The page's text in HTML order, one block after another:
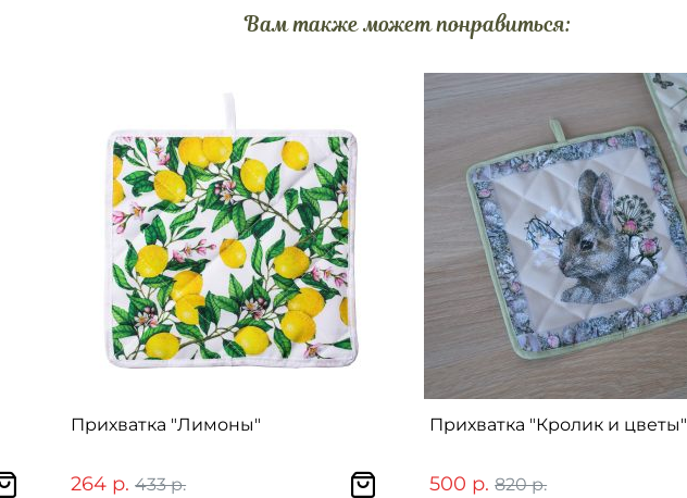
Вам также может понравиться:
Прихватка "Лимоны"
264 р. 433 р.
Прихватка "Кролик и цветы"
500 р. 820 р.